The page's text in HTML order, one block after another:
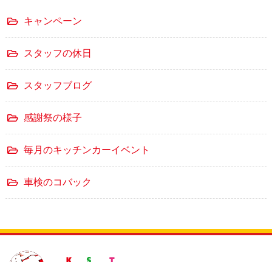
キャンペーン
スタッフの休日
スタッフブログ
感謝祭の様子
毎月のキッチンカーイベント
車検のコバック